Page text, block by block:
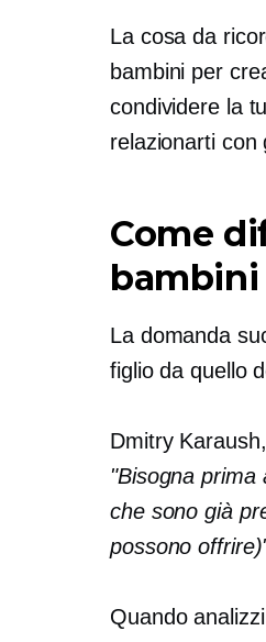
La cosa da
bambini per
condividere la
relazionarti con
Come
bambini
La domanda
figlio da quello
Dmitry
"Bisogna prima
che sono già
possono
Quando